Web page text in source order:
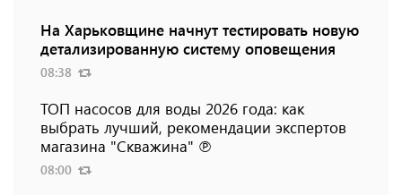
На Харьковщине начнут тестировать новую
детализированную систему оповещения
08:38
ТОП насосов для воды 2026 года: как
выбрать лучший, рекомендации экспертов
магазина "Скважина" ℗
08:00